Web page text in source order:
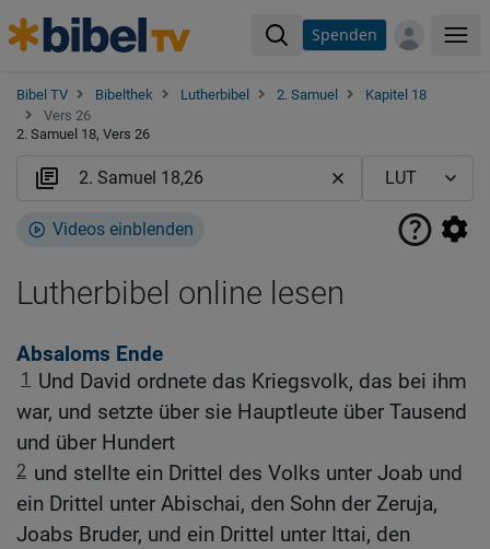
Spenden
Bibel TV Bibelthek Lutherbibel 2. Samuel
Kapitel 18
Vers 26
2. Samuel 18, Vers 26
Videos einblenden
Lutherbibel online lesen
Absaloms Ende
1
Und David ordnete das Kriegsvolk, das bei ihm
war, und setzte über sie Hauptleute über Tausend
und über Hundert
2 und stellte ein Drittel des Volks unter Joab und
ein Drittel unter Abischai, den Sohn der Zeruja,
Joabs Bruder, und ein Drittel unter Ittai, den